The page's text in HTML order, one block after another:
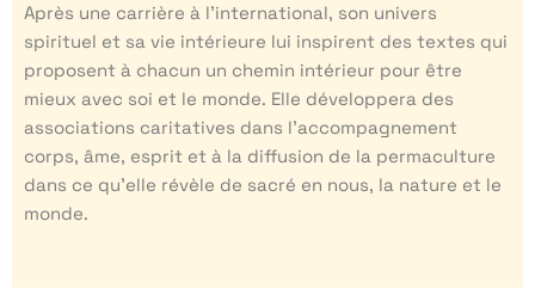
Après une carrière à l’international, son univers
spirituel et sa vie intérieure lui inspirent des textes qui
proposent à chacun un chemin intérieur pour être
mieux avec soi et le monde. Elle développera des
associations caritatives dans l’accompagnement
corps, âme, esprit et à la diffusion de la permaculture
dans ce qu’elle révèle de sacré en nous, la nature et le
monde.